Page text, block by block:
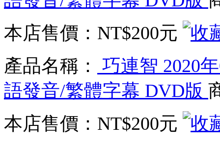
本店售價： NT$200元
產品名稱：
巧連智 2020
語發音/繁體字幕 DVD版
本店售價： NT$200元